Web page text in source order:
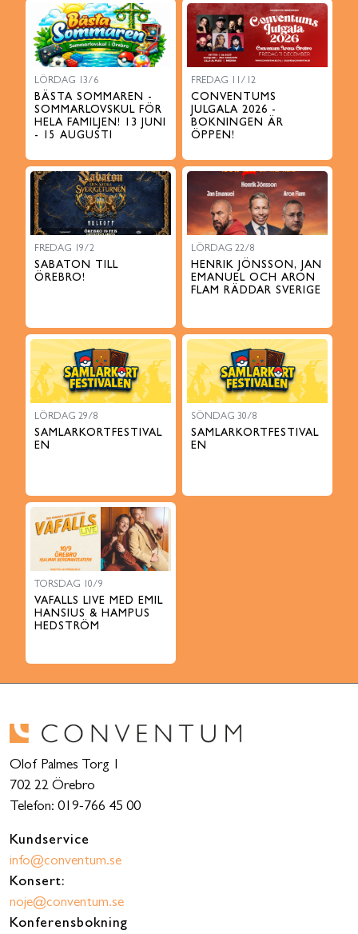
LÖRDAG 13/6
BÄSTA SOMMAREN -
SOMMARLOVSKUL FÖR
HELA FAMILJEN! 13 JUNI
- 15 AUGUSTI
FREDAG 11/12
CONVENTUMS
JULGALA 2026 -
BOKNINGEN ÄR
ÖPPEN!
FREDAG 19/2
SABATON TILL
ÖREBRO!
LÖRDAG 22/8
HENRIK JÖNSSON, JAN
EMANUEL OCH ARON
FLAM RÄDDAR SVERIGE
LÖRDAG 29/8
SAMLARKORTFESTIVAL
EN
SÖNDAG 30/8
SAMLARKORTFESTIVAL
EN
TORSDAG 10/9
VAFALLS LIVE MED EMIL
HANSIUS & HAMPUS
HEDSTRÖM
Olof Palmes Torg 1
702 22 Örebro
Telefon: 019-766 45 00
Kundservice
info@conventum.se
Konsert:
noje@conventum.se
Konferensbokning